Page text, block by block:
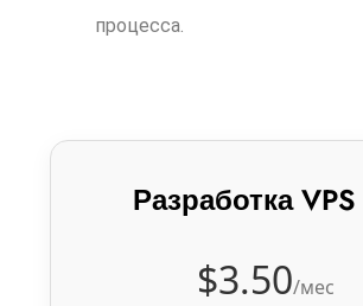
процесса.
Разработка VPS
$3.50/мес